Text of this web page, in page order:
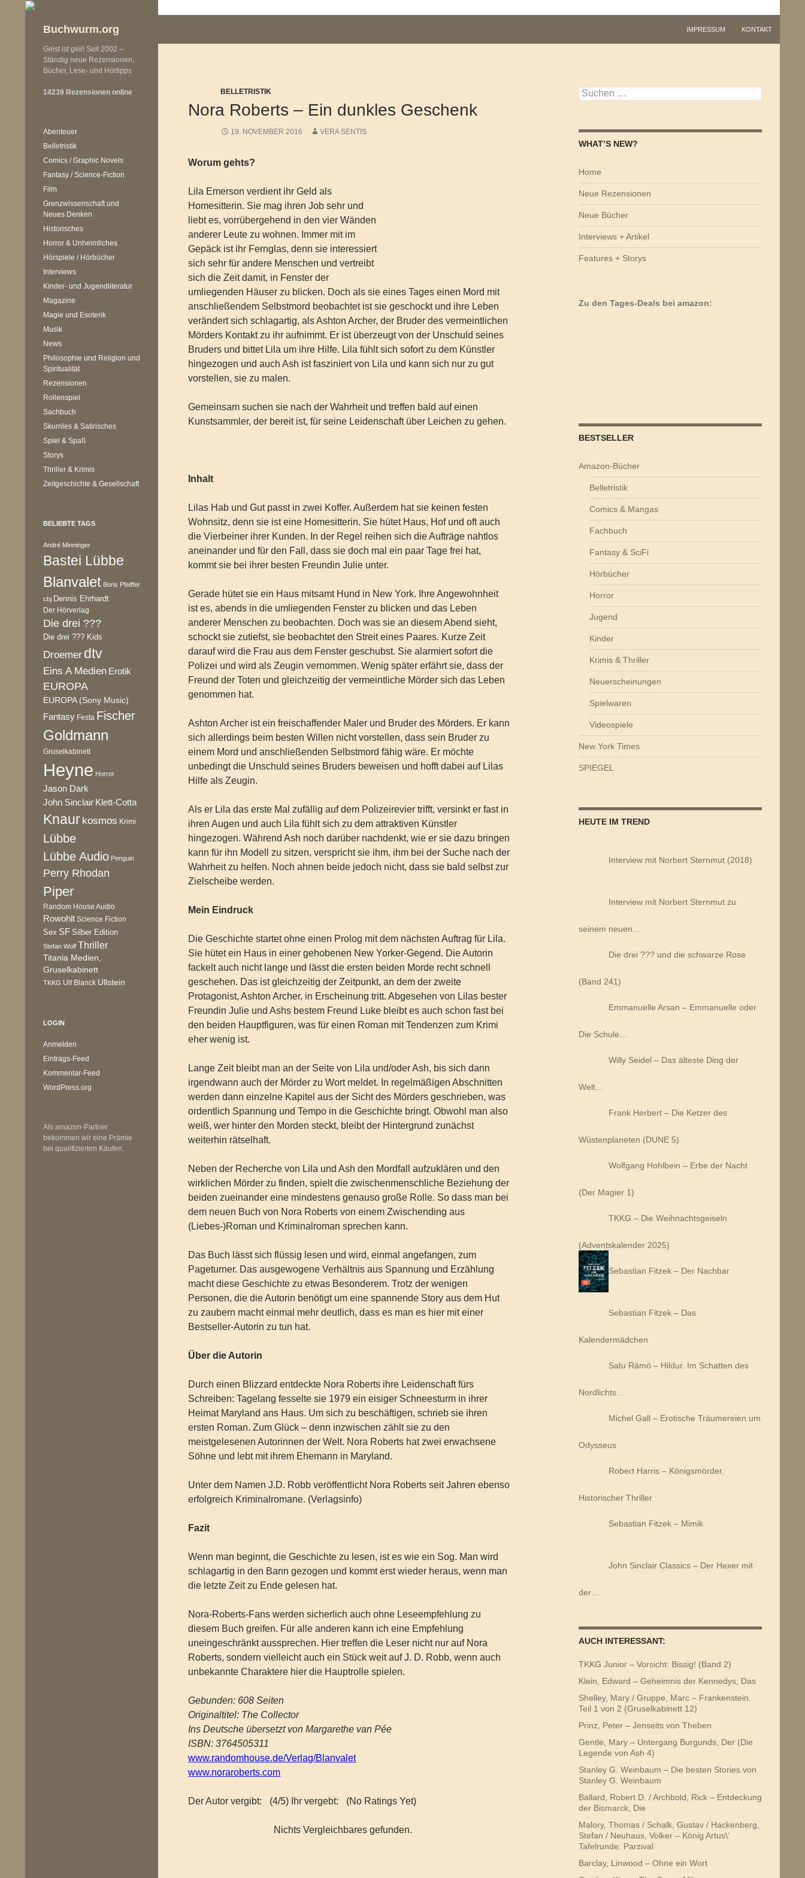
Buchwurm.org IMPRESSUM KONTAKT
BELLETRISTIK
Nora Roberts – Ein dunkles Geschenk
19. NOVEMBER 2016 VERA SENTIS
Worum gehts?
Lila Emerson verdient ihr Geld als
Homesitterin. Sie mag ihren Job sehr und
liebt es, vorrübergehend in den vier Wänden
anderer Leute zu wohnen. Immer mit im
Gepäck ist ihr Fernglas, denn sie interessiert
sich sehr für andere Menschen und vertreibt
sich die Zeit damit, in Fenster der
umliegenden Häuser zu blicken. Doch als sie eines Tages einen Mord mit
anschließendem Selbstmord beobachtet ist sie geschockt und ihre Leben
verändert sich schlagartig, als Ashton Archer, der Bruder des vermeintlichen
Mörders Kontakt zu ihr aufnimmt. Er ist überzeugt von der Unschuld seines
Bruders und bittet Lila um ihre Hilfe. Lila fühlt sich sofort zu dem Künstler
hingezogen und auch Ash ist fasziniert von Lila und kann sich nur zu gut
vorstellen, sie zu malen.
Gemeinsam suchen sie nach der Wahrheit und treffen bald auf einen
Kunstsammler, der bereit ist, für seine Leidenschaft über Leichen zu gehen.
Inhalt
Lilas Hab und Gut passt in zwei Koffer. Außerdem hat sie keinen festen
Wohnsitz, denn sie ist eine Homesitterin. Sie hütet Haus, Hof und oft auch
die Vierbeiner ihrer Kunden. In der Regel reihen sich die Aufträge nahtlos
aneinander und für den Fall, dass sie doch mal ein paar Tage frei hat,
kommt sie bei ihrer besten Freundin Julie unter.
Gerade hütet sie ein Haus mitsamt Hund in New York. Ihre Angewohnheit
ist es, abends in die umliegenden Fenster zu blicken und das Leben
anderer Menschen zu beobachten. Doch was sie an diesem Abend sieht,
schockt sie zutiefst, sie beobachtet den Streit eines Paares. Kurze Zeit
darauf wird die Frau aus dem Fenster geschubst. Sie alarmiert sofort die
Polizei und wird als Zeugin vernommen. Wenig später erfährt sie, dass der
Freund der Toten und gleichzeitig der vermeintliche Mörder sich das Leben
genommen hat.
Ashton Archer ist ein freischaffender Maler und Bruder des Mörders. Er kann
sich allerdings beim besten Willen nicht vorstellen, dass sein Bruder zu
einem Mord und anschließenden Selbstmord fähig wäre. Er möchte
unbedingt die Unschuld seines Bruders beweisen und hofft dabei auf Lilas
Hilfe als Zeugin.
Als er Lila das erste Mal zufällig auf dem Polizeirevier trifft, versinkt er fast in
ihren Augen und auch Lila fühlt sich zu dem attraktiven Künstler
hingezogen. Während Ash noch darüber nachdenkt, wie er sie dazu bringen
kann für ihn Modell zu sitzen, verspricht sie ihm, ihm bei der Suche nach der
Wahrheit zu helfen. Noch ahnen beide jedoch nicht, dass sie bald selbst zur
Zielscheibe werden.
Mein Eindruck
Die Geschichte startet ohne einen Prolog mit dem nächsten Auftrag für Lila.
Sie hütet ein Haus in einer gehobenen New Yorker-Gegend. Die Autorin
fackelt auch nicht lange und lässt die ersten beiden Morde recht schnell
geschehen. Das ist gleichzeitig der Zeitpunkt, an dem der zweite
Protagonist, Ashton Archer, in Erscheinung tritt. Abgesehen von Lilas bester
Freundin Julie und Ashs bestem Freund Luke bleibt es auch schon fast bei
den beiden Hauptfiguren, was für einen Roman mit Tendenzen zum Krimi
eher wenig ist.
Lange Zeit bleibt man an der Seite von Lila und/oder Ash, bis sich dann
irgendwann auch der Mörder zu Wort meldet. In regelmäßigen Abschnitten
werden dann einzelne Kapitel aus der Sicht des Mörders geschrieben, was
ordentlich Spannung und Tempo in die Geschichte bringt. Obwohl man also
weiß, wer hinter den Morden steckt, bleibt der Hintergrund zunächst
weiterhin rätselhaft.
Neben der Recherche von Lila und Ash den Mordfall aufzuklären und den
wirklichen Mörder zu finden, spielt die zwischenmenschliche Beziehung der
beiden zueinander eine mindestens genauso große Rolle. So dass man bei
dem neuen Buch von Nora Roberts von einem Zwischending aus
(Liebes-)Roman und Kriminalroman sprechen kann.
Das Buch lässt sich flüssig lesen und wird, einmal angefangen, zum
Pageturner. Das ausgewogene Verhältnis aus Spannung und Erzählung
macht diese Geschichte zu etwas Besonderem. Trotz der wenigen
Personen, die die Autorin benötigt um eine spannende Story aus dem Hut
zu zaubern macht einmal mehr deutlich, dass es man es hier mit einer
Bestseller-Autorin zu tun hat.
Über die Autorin
Durch einen Blizzard entdeckte Nora Roberts ihre Leidenschaft fürs
Schreiben: Tagelang fesselte sie 1979 ein eisiger Schneesturm in ihrer
Heimat Maryland ans Haus. Um sich zu beschäftigen, schrieb sie ihren
ersten Roman. Zum Glück – denn inzwischen zählt sie zu den
meistgelesenen Autorinnen der Welt. Nora Roberts hat zwei erwachsene
Söhne und lebt mit ihrem Ehemann in Maryland.
Unter dem Namen J.D. Robb veröffentlicht Nora Roberts seit Jahren ebenso
erfolgreich Kriminalromane. (Verlagsinfo)
Fazit
Wenn man beginnt, die Geschichte zu lesen, ist es wie ein Sog. Man wird
schlagartig in den Bann gezogen und kommt erst wieder heraus, wenn man
die letzte Zeit zu Ende gelesen hat.
Nora-Roberts-Fans werden sicherlich auch ohne Leseempfehlung zu
diesem Buch greifen. Für alle anderen kann ich eine Empfehlung
uneingeschränkt aussprechen. Hier treffen die Leser nicht nur auf Nora
Roberts, sondern vielleicht auch ein Stück weit auf J. D. Robb, wenn auch
unbekannte Charaktere hier die Hauptrolle spielen.
Gebunden: 608 Seiten
Originaltitel: The Collector
Ins Deutsche übersetzt von Margarethe van Pée
ISBN: 3764505311
www.randomhouse.de/Verlag/Blanvalet
www.noraroberts.com
Der Autor vergibt: (4/5) Ihr vergebt: (No Ratings Yet)
Nichts Vergleichbares gefunden.
Suchen
nach:
WHAT’S NEW?
Home
Neue Rezensionen
Neue Bücher
Interviews + Artikel
Features + Storys
Zu den Tages-Deals bei amazon:
BESTSELLER
Amazon-Bücher
Belletristik
Comics & Mangas
Fachbuch
Fantasy & SciFi
Hörbücher
Horror
Jugend
Kinder
Krimis & Thriller
Neuerscheinungen
Spielwaren
Videospiele
New York Times
SPIEGEL
HEUTE IM TREND
Interview mit Norbert Sternmut (2018)
Interview mit Norbert Sternmut zu
seinem neuen…
Die drei ??? und die schwarze Rose
(Band 241)
Emmanuelle Arsan – Emmanuelle oder
Die Schule…
Willy Seidel – Das älteste Ding der
Welt…
Frank Herbert – Die Ketzer des
Wüstenplaneten (DUNE 5)
Wolfgang Hohlbein – Erbe der Nacht
(Der Magier 1)
TKKG – Die Weihnachtsgeiseln
(Adventskalender 2025)
Sebastian Fitzek – Der Nachbar
Sebastian Fitzek – Das
Kalendermädchen
Satu Rämö – Hildur. Im Schatten des
Nordlichts…
Michel Gall – Erotische Träumereien um
Odysseus
Robert Harris – Königsmörder.
Historischer Thriller
Sebastian Fitzek – Mimik
John Sinclair Classics – Der Hexer mit
der…
AUCH INTERESSANT:
TKKG Junior – Vorsicht: Bissig! (Band 2)
Klein, Edward – Geheimnis der Kennedys, Das
Shelley, Mary / Gruppe, Marc – Frankenstein.
Teil 1 von 2 (Gruselkabinett 12)
Prinz, Peter – Jenseits von Theben
Gentle, Mary – Untergang Burgunds, Der (Die
Legende von Ash 4)
Stanley G. Weinbaum – Die besten Stories von
Stanley G. Weinbaum
Ballard, Robert D. / Archbold, Rick – Entdeckung
der Bismarck, Die
Malory, Thomas / Schalk, Gustav / Hackenberg,
Stefan / Neuhaus, Volker – König Artus\‘
Tafelrunde: Parzival
Barclay, Linwood – Ohne ein Wort
Geist ist geil! Seit 2002 –
Ständig neue Rezensionen,
Bücher, Lese- und Hörtipps
14239 Rezensionen online
Abenteuer
Belletristik
Comics / Graphic Novels
Fantasy / Science-Fiction
Film
Grenzwissenschaft und
Neues Denken
Historisches
Horror & Unheimliches
Hörspiele / Hörbücher
Interviews
Kinder- und Jugendliteratur
Magazine
Magie und Esoterik
Musik
News
Philosophie und Religion und
Spiritualität
Rezensionen
Rollenspiel
Sachbuch
Skurriles & Satirisches
Spiel & Spaß
Storys
Thriller & Krimis
Zeitgeschichte & Gesellschaft
BELIEBTE TAGS
André Minninger
Bastei Lübbe
Blanvalet Boris Pfeiffer
cbj Dennis Ehrhardt
Der Hörverlag
Die drei ???
Die drei ??? Kids
Droemer dtv
Eins A Medien Erotik
EUROPA
EUROPA (Sony Music)
Fantasy Festa Fischer
Goldmann
Gruselkabinett
Heyne Horror
Jason Dark
John Sinclair Klett-Cotta
Knaur kosmos Krimi
Lübbe
Lübbe Audio Penguin
Perry Rhodan
Piper
Random House Audio
Rowohlt Science Fiction
Sex SF Silber Edition
Stefan Wolf Thriller
Titania Medien,
Gruselkabinett
TKKG Ulf Blanck Ullstein
LOGIN
Anmelden
Eintrags-Feed
Kommentar-Feed
WordPress.org
Als amazon-Partner
bekommen wir eine Prämie
bei qualifizierten Käufen.